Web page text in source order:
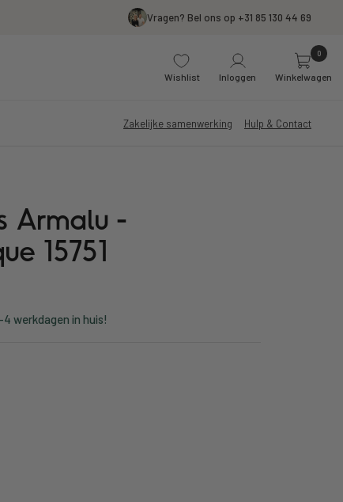
Vragen? Bel ons op +31 85 130 44 69
Wishlist Inloggen Winkelwagen
0
Zakelijke samenwerking Hulp & Contact
Armalu -
15751
4 werkdagen in huis!